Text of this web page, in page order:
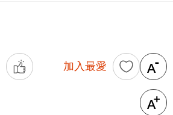
加入最愛